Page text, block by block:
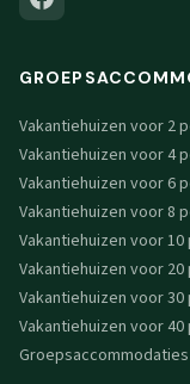
Vakantiehuizen voor 2
Vakantiehuizen voor 4
Vakantiehuizen voor 6
Vakantiehuizen voor 8
Vakantiehuizen voor
Vakantiehuizen voor
Vakantiehuizen voor
Vakantiehuizen voor
Groepsaccommodaties